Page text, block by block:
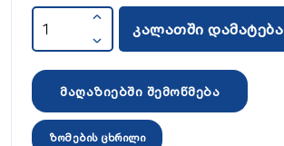
კალათში დამატება
მაღაზიებში შემოწმება
ზომების ცხრილი